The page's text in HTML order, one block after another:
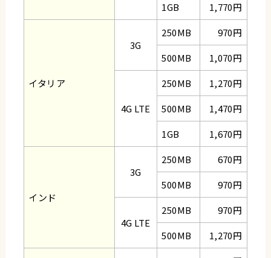
1GB
1,770円
イタリア
3G
250MB
970円
500MB
1,070円
4G LTE
250MB
1,270円
500MB
1,470円
1GB
1,670円
インド
3G
250MB
670円
500MB
970円
4G LTE
250MB
970円
500MB
1,270円